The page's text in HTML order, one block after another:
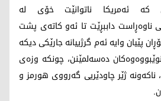
کە ئەمریکا ناتوانێت خۆی لە
ناوەڕاست داببڕێت تا ئەو کاتەی پشت
پێیان وایە ئەم گرژییانە جارێکی دیکە
دەسەلمێنن، چونکە وزەی
ناکەونە ژێر چاودێریی گەرووی هورمز و